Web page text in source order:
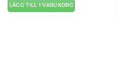
LÄGG TILL I VARUKORG